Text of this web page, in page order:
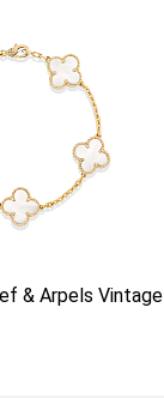
& Arpels Vintage